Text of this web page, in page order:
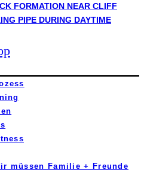
müssen Familie + Freunde